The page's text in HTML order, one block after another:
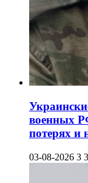
военных
потерях и
03-08-2026 3